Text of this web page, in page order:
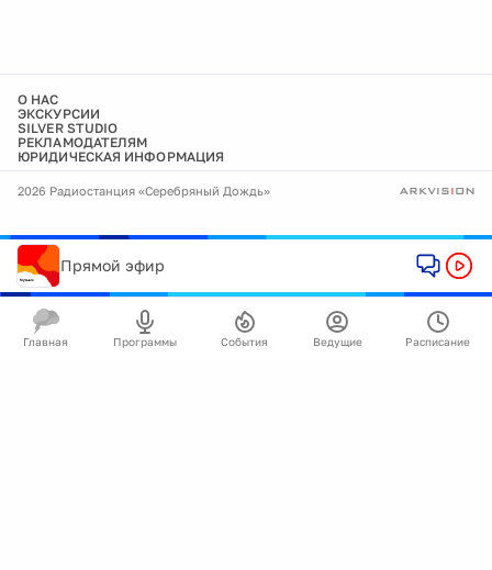
О НАС
ЭКСКУРСИИ
SILVER STUDIO
РЕКЛАМОДАТЕЛЯМ
ЮРИДИЧЕСКАЯ ИНФОРМАЦИЯ
2026 Радиостанция «Серебряный Дождь»
Прямой эфир
Главная Программы События Ведущие Расписание